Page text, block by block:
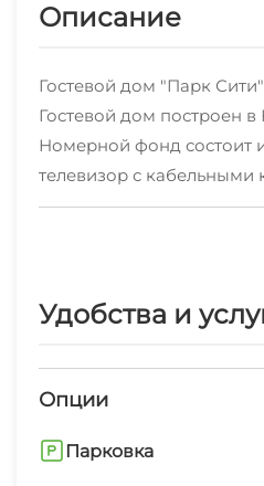
Описание
Гостевой дом "Парк
Гостевой дом построен
Номерной фонд состоит
телевизор с кабельными
предоставляется
Напротив гостевого
Рядом находится
Удобства и
Опции
Парковка